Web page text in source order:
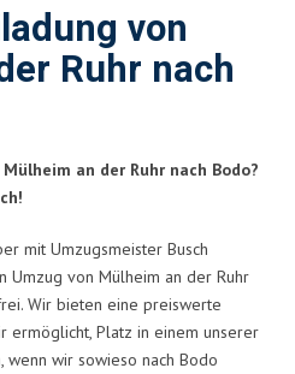
von
Ruhr nach
an der Ruhr nach Bodo?
mit Umzugsmeister Busch
Umzug von Mülheim an der Ruhr
Wir bieten eine preiswerte
ermöglicht, Platz in einem unserer
wenn wir sowieso nach Bodo